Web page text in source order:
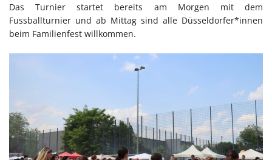
Das Turnier startet bereits am Morgen mit dem
Fussballturnier und ab Mittag sind alle Düsseldorfer*innen
beim Familienfest willkommen.